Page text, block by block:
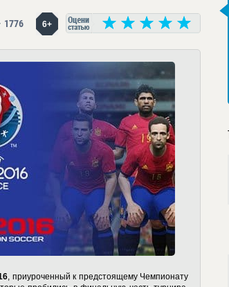
6+
1776
, приуроченный к предстоящему Чемпионату